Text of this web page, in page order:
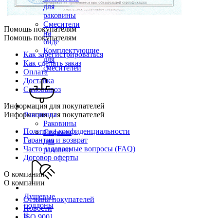
для
раковины
Смесители
на
биде
Комплектующие
для
смесителей
Раковины
Раковины
Сифоны
для
раковин
Душевые
поддоны
и
Помощь покупателям
Помощь покупателям
Как зарегистрироваться
Как сделать заказ
Оплата
Доставка
Самовывоз
Информация для покупателей
Информация для покупателей
Политика конфиденциальности
Гарантия и возврат
Часто задаваемые вопросы (FAQ)
Договор оферты
О компании
О компании
Отзывы покупателей
Новости